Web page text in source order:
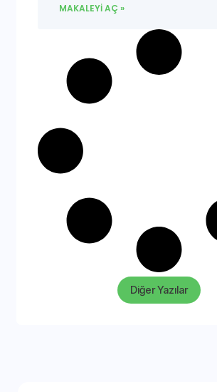
MAKALEYI AÇ »
Diğer Yazılar